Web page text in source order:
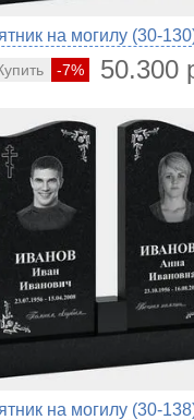
на могилу (30-
-7% 50.300
на могилу (30-